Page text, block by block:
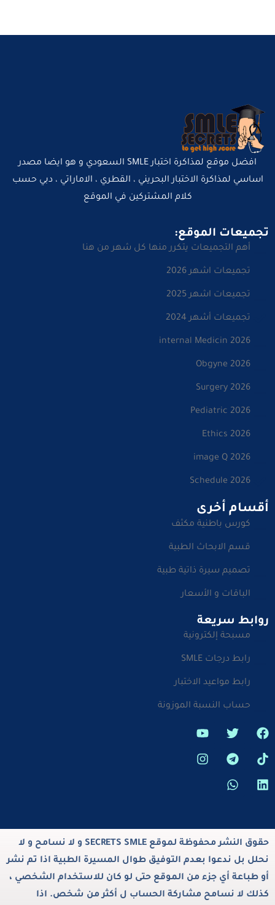
افضل موقع لمذاكرة اختبار SMLE السعودي و هو ايضا مصدر
اساسي لمذاكرة الاختبار البحريني ، القطري ، الاماراتي ، دبي حسب
كلام المشتركين في الموقع
تجميعات الموقع:
أهم التجميعات يتكرر منها كل شهر من هنا
تجميعات اشهر 2026
تجميعات اشهر 2025
تجميعات أشهر 2024
internal Medicin 2026
Obgyne 2026
Surgery 2026
Pediatric 2026
Ethics 2026
image Q 2026
Schedule 2026
أقسام أخرى
كورس باطنية مكثف
قسم الابحاث الطبية
تصميم سيرة ذاتية طبية
الباقات و الأسعار
روابط سريعة
مسبحة إلكترونية
رابط درجات SMLE
رابط مواعيد الاختبار
حساب النسبة الموزونة
حقوق النشر محفوظة لموقع SECRETS SMLE و لا نسامح و لا
نحلل بل ندعوا بعدم التوفيق طوال المسيرة الطبية اذا تم نشر
أو طباعة أي جزء من الموقع حتى لو كان للاستخدام الشخصي ،
كذلك لا نسامح مشاركة الحساب ل أكثر من شخص. اذا